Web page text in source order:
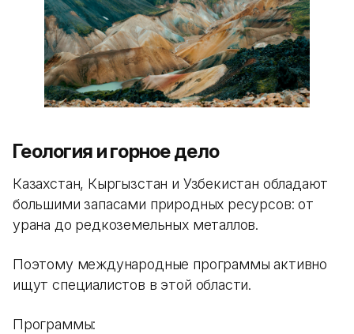
Геология и горное дело
Казахстан, Кыргызстан и Узбекистан обладают
большими запасами природных ресурсов: от
урана до редкоземельных металлов.
Поэтому международные программы активно
ищут специалистов в этой области.
Программы: